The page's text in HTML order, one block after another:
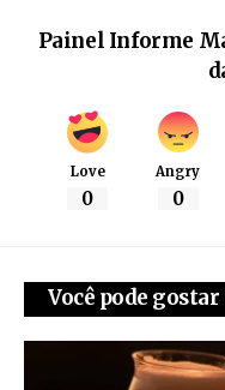
Painel Informe
Love
0
Angry
0
Você pode